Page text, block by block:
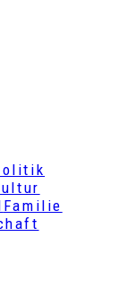
Familie